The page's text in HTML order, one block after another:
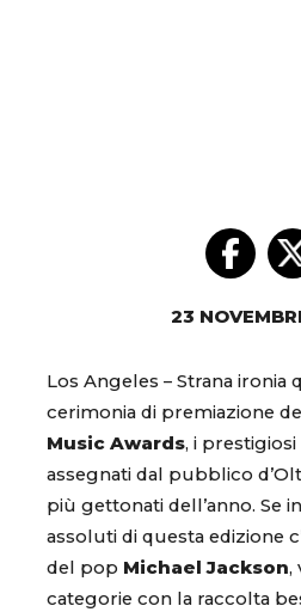
23
Los Angeles – Strana ironia
cerimonia di premiazione
Music Awards, i
assegnati dal pubblico
più gettonati dell’anno. Se
assoluti di questa edizione
del pop Michael Jackson,
categorie con la raccolta